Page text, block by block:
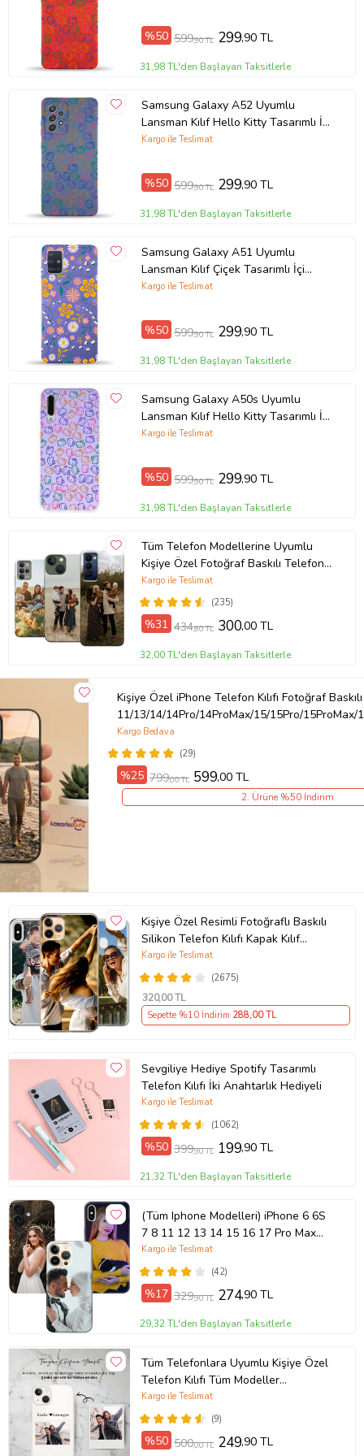
Ürün Kodu:kcm17218856
%50 599,90 TL 299,90 TL
31,98 TL'den Başlayan Taksitlerle
Samsung Galaxy A52 Uyumlu
Lansman Kılıf Hello Kitty Tasarımlı İçi
Kadife Kapak-Petrol Mavisi (Şeffaf)
Kargo ile Teslimat
%50 599,90 TL 299,90 TL
31,98 TL'den Başlayan Taksitlerle
Samsung Galaxy A51 Uyumlu
Lansman Kılıf Çiçek Tasarımlı İçi
Kadife Kapak-Mor (Şeffaf)
Kargo ile Teslimat
%50 599,90 TL 299,90 TL
31,98 TL'den Başlayan Taksitlerle
Samsung Galaxy A50s Uyumlu
Lansman Kılıf Hello Kitty Tasarımlı İçi
Kadife Kapak-Lila (Şeffaf)
Kargo ile Teslimat
%50 599,90 TL 299,90 TL
31,98 TL'den Başlayan Taksitlerle
Tüm Telefon Modellerine Uyumlu
Kişiye Özel Fotoğraf Baskılı Telefon
Kılıfı
(235)
Kargo ile Teslimat
%31 434,80 TL 300,00 TL
32,00 TL'den Başlayan Taksitlerle
Kişiye Özel iPhone Telefon Kılıfı Fotoğraf Baskılı
11/13/14/14Pro/14ProMax/15/15Pro/
(29)
Kargo Bedava
%25 799,00 TL 599,00 TL
2. Ürüne %50 İndirim
Kişiye Özel Resimli Fotoğraflı Baskılı
Silikon Telefon Kılıfı Kapak Kılıf
(Telefon Modelleri Açıklamada)
(2675)
Kargo ile Teslimat
320,00 TL
Sepette %10 İndirim 288,00 TL
Sevgiliye Hediye Spotify Tasarımlı
Telefon Kılıfı İki Anahtarlık Hediyeli
(1062)
Kargo ile Teslimat
%50 399,90 TL 199,90 TL
21,32 TL'den Başlayan Taksitlerle
(Tüm Iphone Modelleri) iPhone 6 6S
7 8 11 12 13 14 15 16 17 Pro Max
Plus Mini Kişiye Özel Resimli
Fotoğraflı Kılıf(42)
Kargo ile Teslimat
%17 329,90 TL 274,90 TL
29,32 TL'den Başlayan Taksitlerle
Tüm Telefonlara Uyumlu Kişiye Özel
Telefon Kılıfı Tüm Modeller
Açıklamada
(9)
Kargo ile Teslimat
%50 500,00 TL 249,90 TL